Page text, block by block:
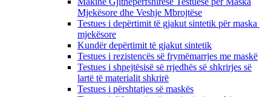
Mjekësore dhe Veshje Mbrojtëse
Testues i depërtimit të gjakut sintetik për maska ​​
mjekësore
Kundër depërtimit të gjakut sintetik
Testues i rezistencës së frymëmarrjes me maskë
Testues i shpejtësisë së rrjedhës së shkrirjes së
lartë të materialit shkrirë
Testues i përshtatjes së maskës